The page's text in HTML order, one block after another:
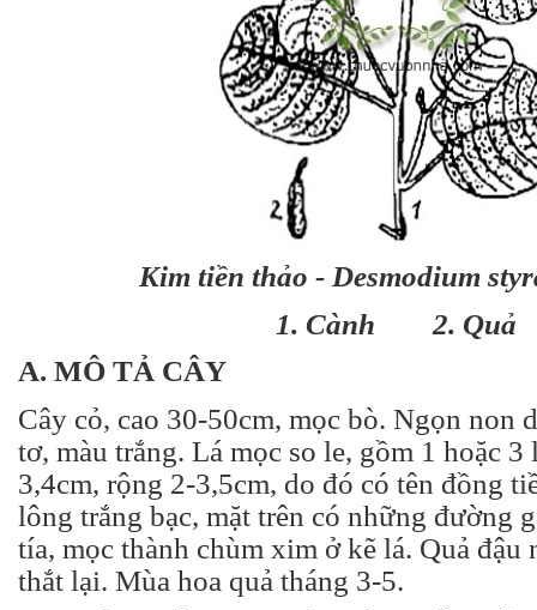
Kim tiền thảo - Desmodium
1. Cành 2. Quả
A. MÔ TẢ CÂY
Cây cỏ, cao 30-50cm, mọc bò. Ngọn non
tơ, màu trắng. Lá mọc so le, gồm 1 hoặc
3,4cm, rộng 2-3,5cm, do đó có tên đồng
lông trắng bạc, mặt trên có những đường
tía, mọc thành chùm xim ở kẽ lá. Quả đậu
thắt lại. Mùa hoa quả tháng 3-5.